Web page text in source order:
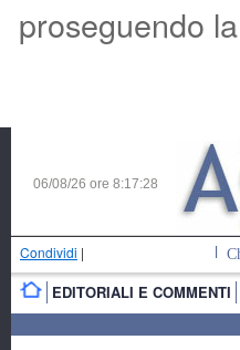
proseguendo
06/08/26 ore 8:17:29
Condividi |
EDITORIALI E COMMENTI